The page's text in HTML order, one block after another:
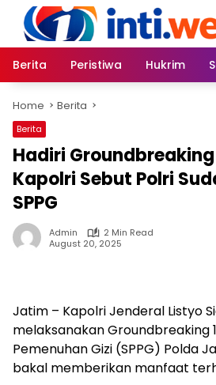
content
Berita
Peristiwa Hukrim
Home Berita
Berita
Hadiri
Kapolri Sebut Polri
SPPG
Admin
2 Min Read
August 20, 2025
Jatim – Kapolri Jenderal Listyo
melaksanakan Groundbreaking
Pemenuhan Gizi (SPPG) Polda
bakal memberikan manfaat